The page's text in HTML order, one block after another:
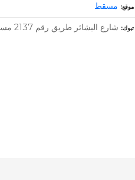
موقع مسقط
تبوك شارع البشائر طريق رقم 2137 مسقط عمان – 116 – سلطنة عمان –